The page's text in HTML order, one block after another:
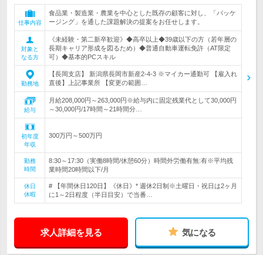
仕事内容
食品業・製造業・農業を中心とした既存の顧客に対し、「パッケ
ージング」を通した課題解決の提案をお任せします。
対象と
なる方
《未経験・第二新卒歓迎》◆高卒以上◆39歳以下の方（若年層の
長期キャリア形成を図るため）◆普通自動車運転免許（AT限定
可）◆基本的PCスキル
勤務地
【長岡支店】 新潟県長岡市新産2-4-3 ※マイカー通勤可 【雇入れ
直後】上記事業所 【変更の範囲…
給与
月給208,000円～263,000円※給与内に固定残業代として30,000円
～30,000円/17時間～21時間分…
初年度
年収
300万円～500万円
勤務
時間
8:30～17:30（実働8時間/休憩60分）時間外労働有無:有※平均残
業時間20時間以下/月
休日
休暇
# 【年間休日120日】《休日》* 週休2日制※土曜日・祝日は2ヶ月
に1～2日程度（半日目安）で当番…
求人詳細を見る 気になる